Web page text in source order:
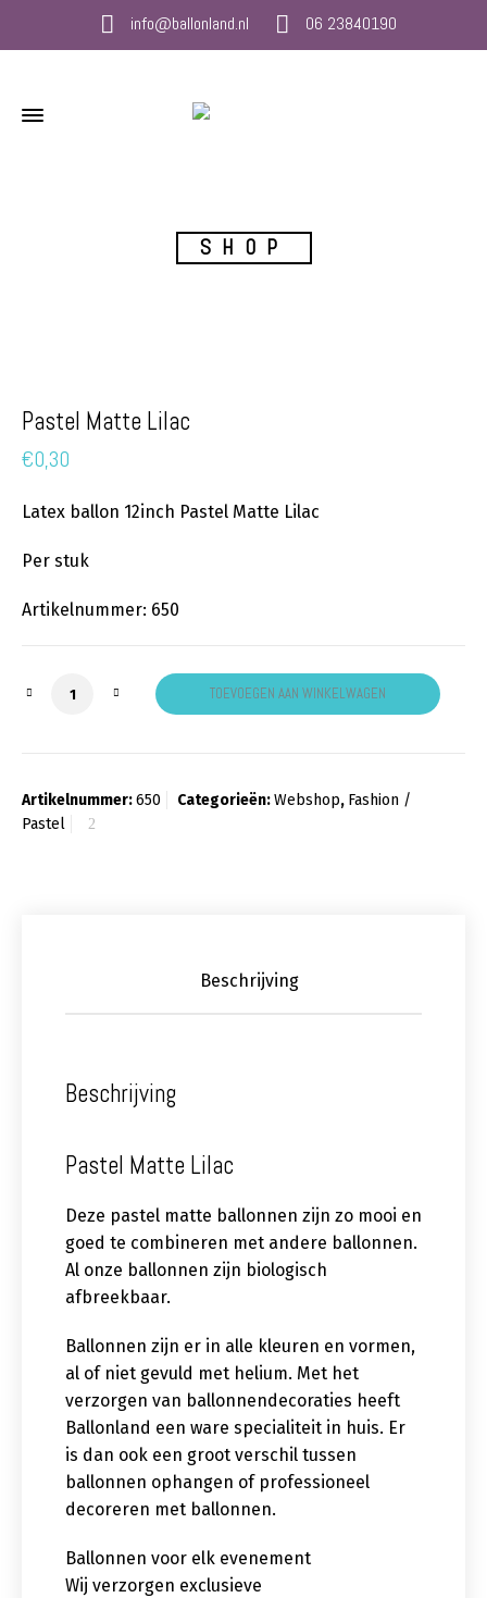
info@ballonland.nl 06 23840190
SHOP
Pastel Matte Lilac
€0,30
Latex ballon 12inch Pastel Matte Lilac
Per stuk
Artikelnummer: 650
Pastel Matte Lilac aantalTOEVOEGEN AAN WINKELWAGEN
Artikelnummer:650 Categorieën:Webshop, Fashion /
Pastel
Beschrijving
Beschrijving
Pastel Matte Lilac
Deze pastel matte ballonnen zijn zo mooi en
goed te combineren met andere ballonnen.
Al onze ballonnen zijn biologisch
afbreekbaar.
Ballonnen zijn er in alle kleuren en vormen,
al of niet gevuld met helium. Met het
verzorgen van ballonnendecoraties heeft
Ballonland een ware specialiteit in huis. Er
is dan ook een groot verschil tussen
ballonnen ophangen of professioneel
decoreren met ballonnen.
Ballonnen voor elk evenement
Wij verzorgen exclusieve